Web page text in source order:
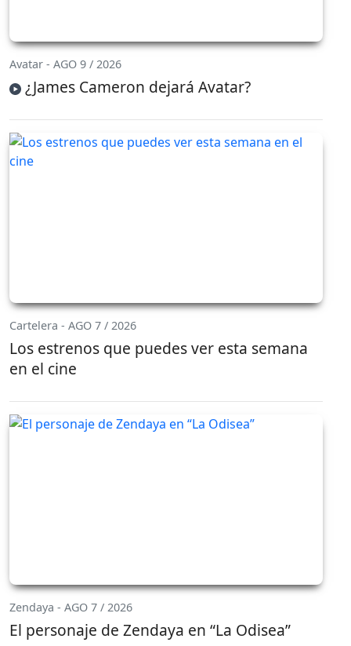
Avatar - AGO 9 / 2026
¿James Cameron dejará Avatar?
Cartelera - AGO 7 / 2026
Los estrenos que puedes ver esta semana
en el cine
Zendaya - AGO 7 / 2026
El personaje de Zendaya en “La Odisea”